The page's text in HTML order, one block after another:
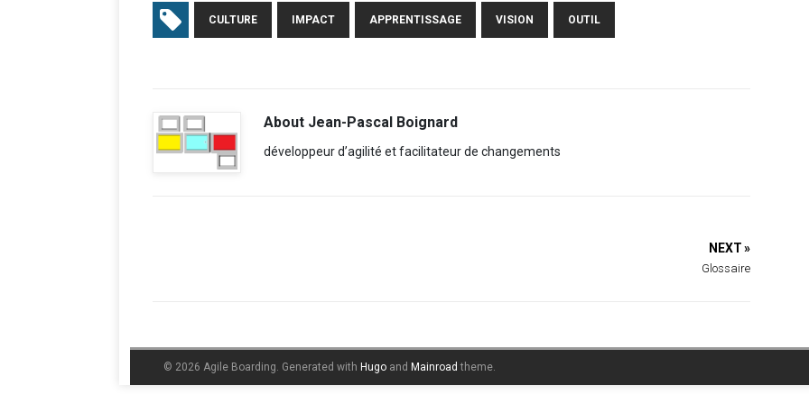
CULTURE IMPACT APPRENTISSAGE VISION OUTIL
About Jean-Pascal Boignard
développeur d’agilité et facilitateur de changements
NEXT »
Glossaire
© 2026 Agile Boarding. Generated with Hugo and Mainroad theme.